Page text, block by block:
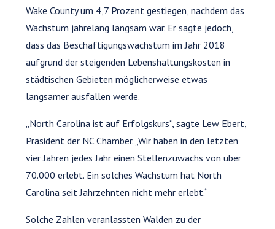
Wake County um 4,7 Prozent gestiegen, nachdem das
Wachstum jahrelang langsam war. Er sagte jedoch,
dass das Beschäftigungswachstum im Jahr 2018
aufgrund der steigenden Lebenshaltungskosten in
städtischen Gebieten möglicherweise etwas
langsamer ausfallen werde.
„North Carolina ist auf Erfolgskurs“, sagte Lew Ebert,
Präsident der NC Chamber. „Wir haben in den letzten
vier Jahren jedes Jahr einen Stellenzuwachs von über
70.000 erlebt. Ein solches Wachstum hat North
Carolina seit Jahrzehnten nicht mehr erlebt.“
Solche Zahlen veranlassten Walden zu der